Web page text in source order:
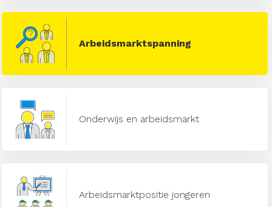
Arbeidsmarktspanning
Onderwijs en arbeidsmarkt
Arbeidsmarktpositie jongeren